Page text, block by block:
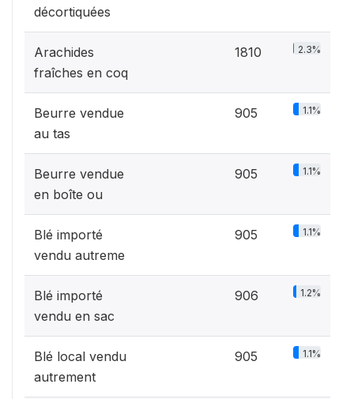
décortiquées
Arachides
fraîches en coq
1810 2.3%
Beurre vendue
au tas
905 1.1%
Beurre vendue
en boîte ou
905 1.1%
Blé importé
vendu autreme
905 1.1%
Blé importé
vendu en sac
906 1.2%
Blé local vendu
autrement
905 1.1%